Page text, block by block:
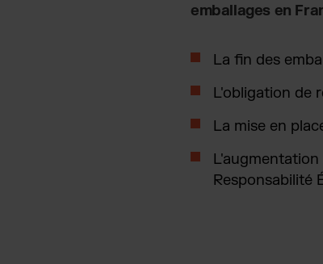
emballages en
La fin des
L'obligation de
La mise en
Responsabilité